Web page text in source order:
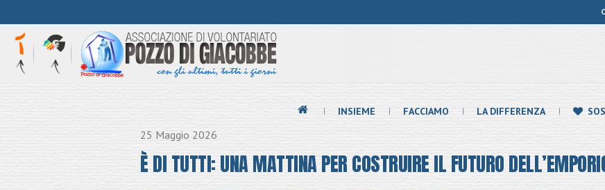
INSIEME FACCIAMO LA DIFFERENZA
25 Maggio 2026
È DI TUTTI: UNA MATTINA PER COSTRUIRE IL FUTURO